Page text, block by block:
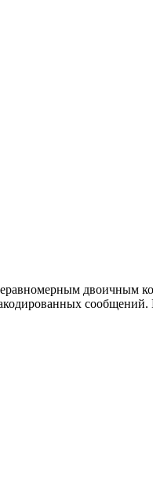
двоичным
сообщений.